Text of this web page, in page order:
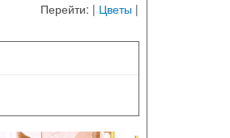
Перейти: | Цветы |